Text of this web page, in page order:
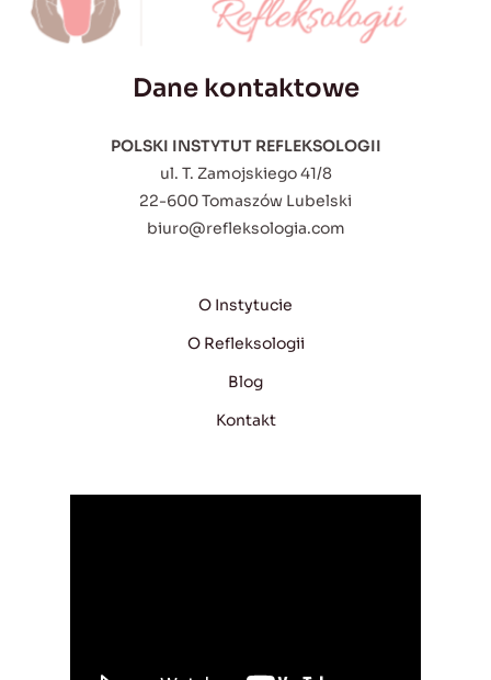
Dane kontaktowe
POLSKI INSTYTUT REFLEKSOLOGII
ul. T. Zamojskiego 41/8
22-600 Tomaszów Lubelski
biuro@refleksologia.com
O Instytucie
O Refleksologii
Blog
Kontakt